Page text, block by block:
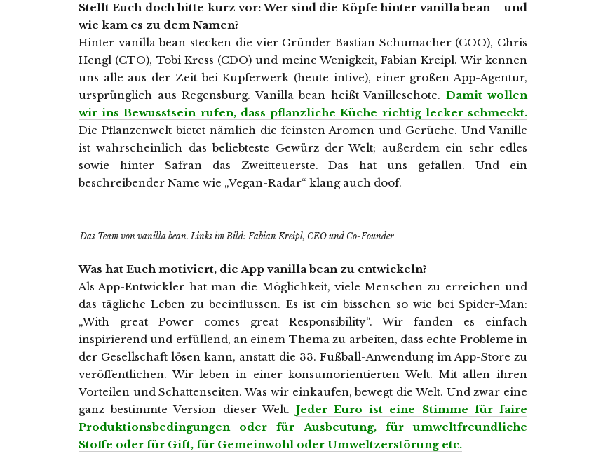
Stellt Euch doch bitte kurz vor: Wer sind die Köpfe hinter vanilla bean – und
wie kam es zu dem Namen?
Hinter vanilla bean stecken die vier Gründer Bastian Schumacher (COO), Chris
Hengl (CTO), Tobi Kress (CDO) und meine Wenigkeit, Fabian Kreipl. Wir kennen
uns alle aus der Zeit bei Kupferwerk (heute intive), einer großen App-Agentur,
ursprünglich aus Regensburg. Vanilla bean heißt Vanilleschote. Damit wollen
wir ins Bewusstsein rufen, dass pflanzliche Küche richtig lecker schmeckt.
Die Pflanzenwelt bietet nämlich die feinsten Aromen und Gerüche. Und Vanille
ist wahrscheinlich das beliebteste Gewürz der Welt; außerdem ein sehr edles
sowie hinter Safran das Zweitteuerste. Das hat uns gefallen. Und ein
beschreibender Name wie „Vegan-Radar“ klang auch doof.
Das Team von vanilla bean. Links im Bild: Fabian Kreipl, CEO und Co-Founder
Was hat Euch motiviert, die App vanilla bean zu entwickeln?
Als App-Entwickler hat man die Möglichkeit, viele Menschen zu erreichen und
das tägliche Leben zu beeinflussen. Es ist ein bisschen so wie bei Spider-Man:
„With great Power comes great Responsibility“. Wir fanden es einfach
inspirierend und erfüllend, an einem Thema zu arbeiten, dass echte Probleme in
der Gesellschaft lösen kann, anstatt die 33. Fußball-Anwendung im App-Store zu
veröffentlichen. Wir leben in einer konsumorientierten Welt. Mit allen ihren
Vorteilen und Schattenseiten. Was wir einkaufen, bewegt die Welt. Und zwar eine
ganz bestimmte Version dieser Welt. Jeder Euro ist eine Stimme für faire
Produktionsbedingungen oder für Ausbeutung, für umweltfreundliche
Stoffe oder für Gift, für Gemeinwohl oder Umweltzerstörung etc.